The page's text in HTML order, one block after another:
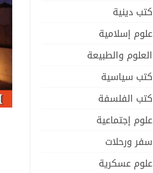
كتب دينية
علوم إسلامية
العلوم والطبيعة
كتب سياسية
كتب الفلسفة
علوم إجتماعية
سفر ورحلات
علوم عسكرية